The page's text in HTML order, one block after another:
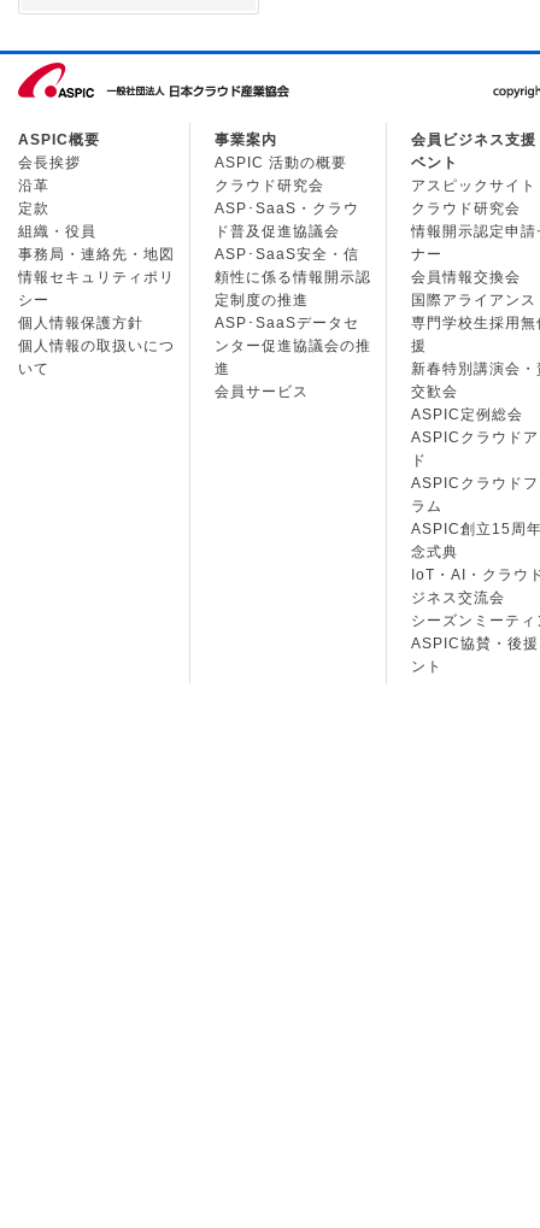
ASPIC概要
会長挨拶
沿革
定款
組織・役員
事務局・連絡先・地図
情報セキュリティポリ
シー
個人情報保護方針
個人情報の取扱いにつ
いて
事業案内
ASPIC 活動の概要
クラウド研究会
ASP･SaaS・クラウ
ド普及促進協議会
ASP･SaaS安全・信
頼性に係る情報開示認
定制度の推進
ASP･SaaSデータセ
ンター促進協議会の推
進
会員サービス
会員ビジネス支援
ベント
アスピックサイト
クラウド研究会
情報開示認定申請
ナー
会員情報交換会
国際アライアンス
専門学校生採用無
援
新春特別講演会・
交歓会
ASPIC定例総会
ASPICクラウド
ド
ASPICクラウド
ラム
ASPIC創立15周
念式典
IoT・AI・クラウ
ジネス交流会
シーズンミーティ
ASPIC協賛・後
ント